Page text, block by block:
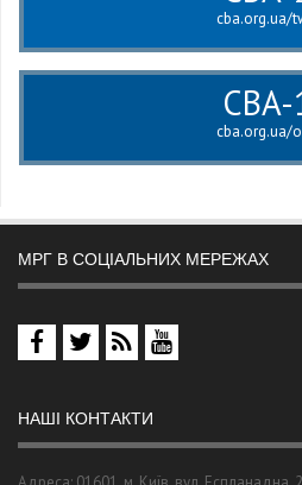
cba.org.ua/
CBA-
cba.org.ua/
МРГ В СОЦІАЛЬНИХ МЕРЕЖАХ
НАШІ КОНТАКТИ